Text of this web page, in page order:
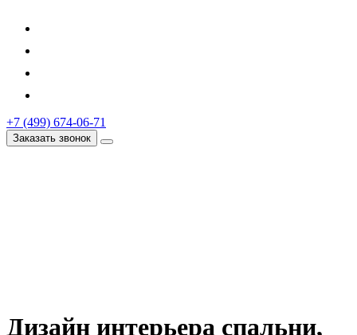
+7 (499) 674-06-71
Заказать звонок
Дизайн интерьера спальни,